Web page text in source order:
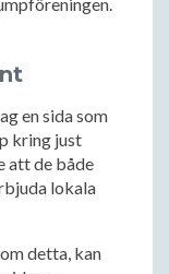
en sida som
kring just
att de både
lokala
detta, kan